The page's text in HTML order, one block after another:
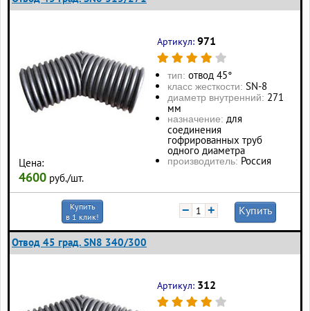
Цена:
4600 руб./шт.
Артикул: 971
тип: отвод 45°
класс жесткости: SN-8
диаметр внутренний: 271
мм
назначение: для
соединения
гофрированных труб
одного диаметра
производитель: Россия
Купить
в 1 клик!
− + Купить
Отвод 45 град. SN8 340/300
Артикул: 312